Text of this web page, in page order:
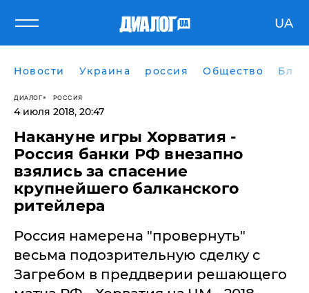
UA
Новости Украина россия Общество
ДИАЛОГ РОССИЯ
4 июля 2018, 20:47
Накануне игры Хорватия -
Россия банки РФ внезапно
взялись за спасение
крупнейшего балканского
ритейлера
Россия намерена "провернуть"
весьма подозрительную сделку с
Загребом в преддверии решающего